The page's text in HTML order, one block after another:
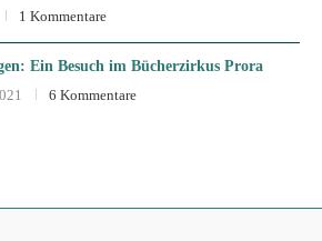
1 Kommentare
Ein Besuch im Bücherzirkus Prora
6 Kommentare